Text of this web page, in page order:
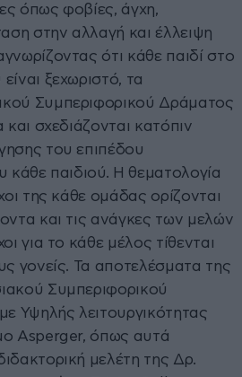
όπως φοβίες, άγχη,
στην αλλαγή και έλλειψη
ότι κάθε παιδί στο
ξεχωριστό, τα
Συμπεριφορικού Δράματος
και σχεδιάζονται κατόπιν
του επιπέδου
κάθε παιδιού. Η θεματολογία
της κάθε ομάδας ορίζονται
και τις ανάγκες των μελών
για το κάθε μέλος τίθενται
γονείς. Τα αποτελέσματα της
Συμπεριφορικού
Υψηλής λειτουργικότητας
Αsperger, όπως αυτά
μελέτη της Δρ.